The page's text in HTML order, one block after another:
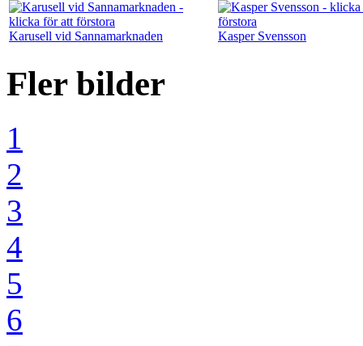
Karusell vid Sannamarknaden Kasper Svensson
Fler bilder
1
2
3
4
5
6